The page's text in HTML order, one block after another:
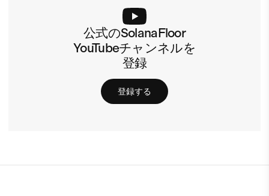
公式のSolanaFloor
YouTubeチャンネルを
登録
登録する